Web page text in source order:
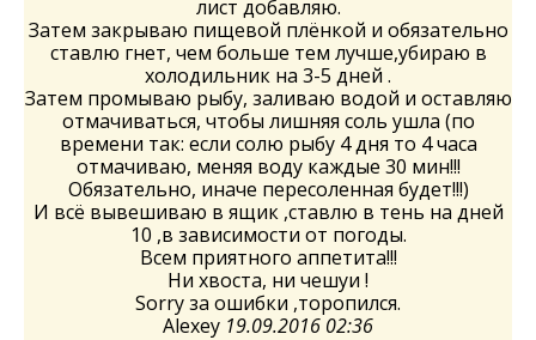
лист добавляю.
Затем закрываю пищевой плёнкой и обязательно
ставлю гнет, чем больше тем лучше,убираю в
холодильник на 3-5 дней .
Затем промываю рыбу, заливаю водой и оставляю
отмачиваться, чтобы лишняя соль ушла (по
времени так: если солю рыбу 4 дня то 4 часа
отмачиваю, меняя воду каждые 30 мин!!!
Обязательно, иначе пересоленная будет!!!)
И всё вывешиваю в ящик ,ставлю в тень на дней
10 ,в зависимости от погоды.
Всем приятного аппетита!!!
Ни хвоста, ни чешуи !
Sorry за ошибки ,торопился.
Alexey 19.09.2016 02:36